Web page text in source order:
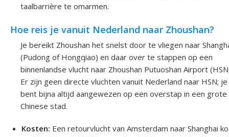
taalbarrière te omarmen.
Hoe reis je vanuit Nederland naar Zhoushan?
Je bereikt Zhoushan het snelst door te vliegen naar
(Pudong of Hongqiao) en daar over te stappen op een
binnenlandse vlucht naar Zhoushan Putuoshan Airport
Er zijn geen directe vluchten vanuit Nederland naar HSN; je
bent bijna altijd aangewezen op een overstap in een grote
Chinese stad.
Kosten: Een retourvlucht van Amsterdam naar Shanghai